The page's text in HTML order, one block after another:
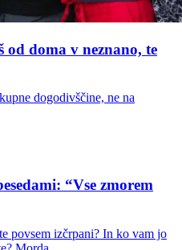
od doma v neznano, te
dogodivščine, ne na
“Vse zmorem
povsem izčrpani? In ko vam jo